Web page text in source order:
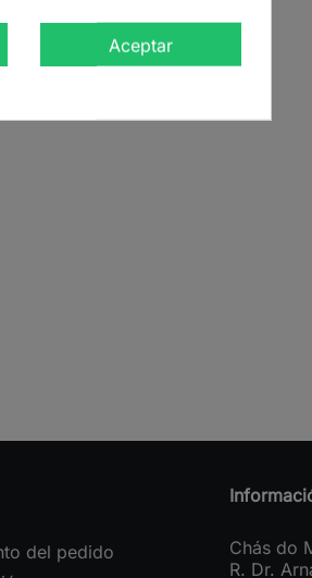
del pedido
Chás do
R. Dr.
Aceptar